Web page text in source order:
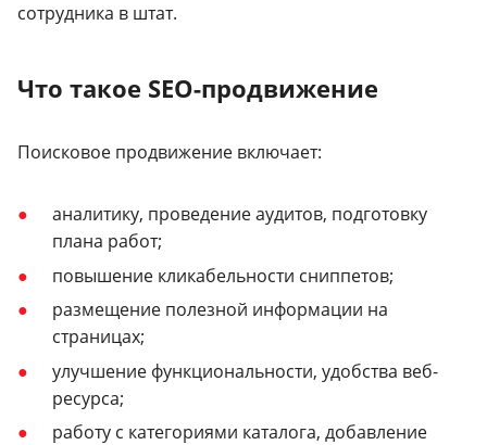
сотрудника в штат.
Что такое SEO-продвижение
Поисковое продвижение включает:
аналитику, проведение аудитов, подготовку
плана работ;
повышение кликабельности сниппетов;
размещение полезной информации на
страницах;
улучшение функциональности, удобства веб-
ресурса;
работу с категориями каталога, добавление